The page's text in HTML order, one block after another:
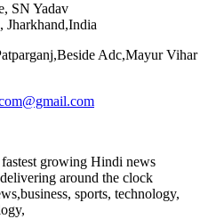
SN Yadav
Jharkhand,India
Adc,Mayur Vihar
fastest growing Hindi news
around the clock
sports, technology,